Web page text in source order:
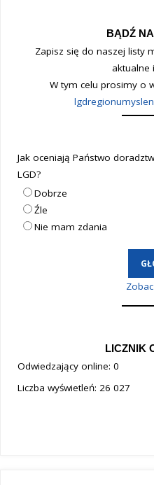
BĄDŹ
Zapisz się do naszej listy
aktualne
W tym celu prosimy o
Jak oceniają Państwo
LGD?
Dobrze
Źle
Nie mam zdania
LICZNIK
Odwiedzający online: 0
Liczba wyświetleń: 26 027